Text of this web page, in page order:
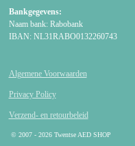
Bankgegevens:
Naam bank: Rabobank
IBAN: NL31RABO0132260743
Algemene Voorwaarden
Privacy Policy
Verzend- en retourbeleid
© 2007 - 2026 Twentse AED SHOP